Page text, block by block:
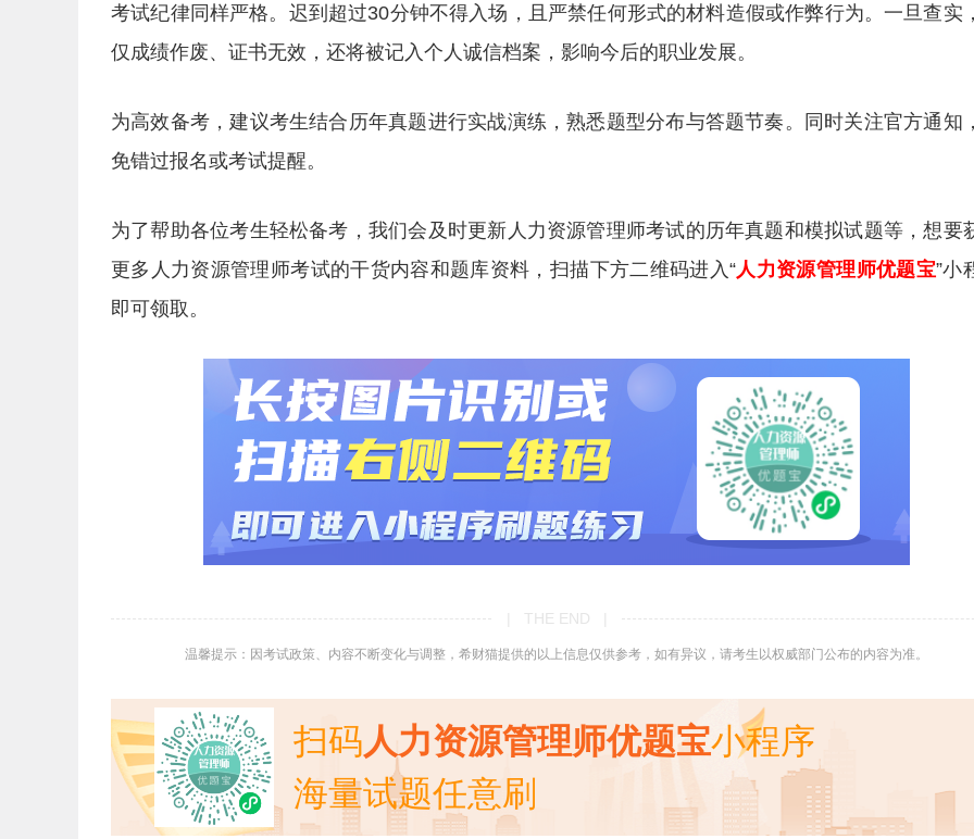
考试纪律同样严格。迟到超过30分钟不得入场，且严禁任何形式的材料造假或作弊行为。一旦查实
仅成绩作废、证书无效，还将被记入个人诚信档案，影响今后的职业发展。
为高效备考，建议考生结合历年真题进行实战演练，熟悉题型分布与答题节奏。同时关注官方通知
免错过报名或考试提醒。
为了帮助各位考生轻松备考，我们会及时更新人力资源管理师考试的历年真题和模拟试题等，想要
更多人力资源管理师考试的干货内容和题库资料，扫描下方二维码进入“人力资源管理师优题宝”小
即可领取。
| THE END |
温馨提示：因考试政策、内容不断变化与调整，希财猫提供的以上信息仅供参考，如有异议，请考生以权威部门公布的内容为准。
扫码人力资源管理师优题宝小程序
海量试题任意刷